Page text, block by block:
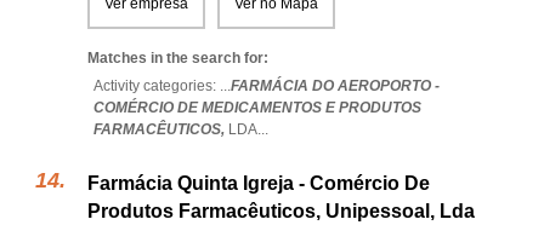
Ver empresa Ver no Mapa
Matches in the search for:
Activity categories: ...FARMÁCIA DO AEROPORTO -
COMÉRCIO DE MEDICAMENTOS E PRODUTOS
FARMACÊUTICOS, LDA...
Farmácia Quinta Igreja - Comércio De
Produtos Farmacêuticos, Unipessoal, Lda